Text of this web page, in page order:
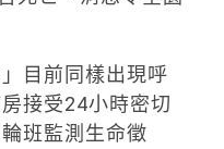
目前同樣出現呼
接受24小時密切
班監測生命徵